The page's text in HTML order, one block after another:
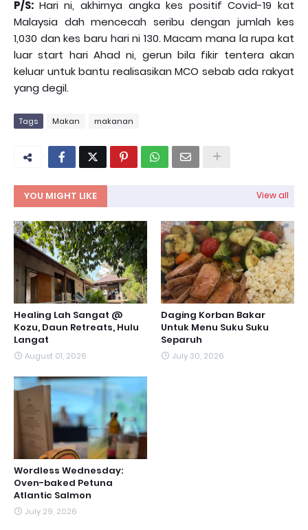
P/S: Hari ni, akhirnya angka kes positif Covid-19 kat
Malaysia dah mencecah seribu dengan jumlah kes
1,030 dan kes baru hari ni 130. Macam mana la rupa kat
luar start hari Ahad ni, gerun bila fikir tentera akan
keluar untuk bantu realisasikan MCO sebab ada rakyat
yang degil.
Tags Makan makanan
YOU MIGHT LIKE View all
Healing Lah Sangat @
Kozu, Daun Retreats, Hulu
Langat
August 01, 2026
Daging Korban Bakar
Untuk Menu Suku Suku
Separuh
July 30, 2026
Wordless Wednesday:
Oven-baked Petuna
Atlantic Salmon
July 29, 2026